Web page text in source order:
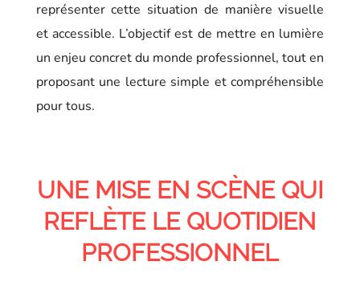
représenter cette situation de manière visuelle
et accessible. L’objectif est de mettre en lumière
un enjeu concret du monde professionnel, tout en
proposant une lecture simple et compréhensible
pour tous.
UNE MISE EN SCÈNE QUI
REFLÈTE LE QUOTIDIEN
PROFESSIONNEL